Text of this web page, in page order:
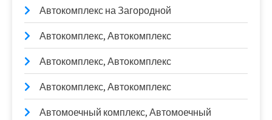
Автокомплекс на Загородной
Автокомплекс, Автокомплекс
Автокомплекс, Автокомплекс
Автокомплекс, Автокомплекс
Автомоечный комплекс, Автомоечный